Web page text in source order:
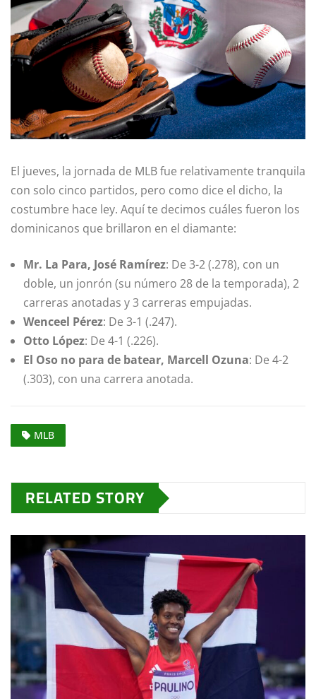
El jueves, la jornada de MLB fue relativamente tranquila
con solo cinco partidos, pero como dice el dicho, la
costumbre hace ley. Aquí te decimos cuáles fueron los
dominicanos que brillaron en el diamante:
Mr. La Para, José Ramírez: De 3-2 (.278), con un
doble, un jonrón (su número 28 de la temporada), 2
carreras anotadas y 3 carreras empujadas.
Wenceel Pérez: De 3-1 (.247).
Otto López: De 4-1 (.226).
El Oso no para de batear, Marcell Ozuna: De 4-2
(.303), con una carrera anotada.
MLB
RELATED STORY